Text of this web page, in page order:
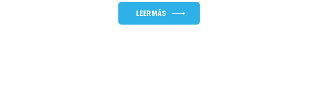
LEER MÁS